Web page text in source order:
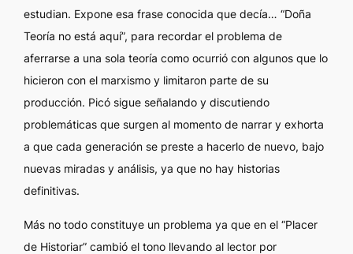
estudian. Expone esa frase conocida que decía… “Doña
Teoría no está aquí”, para recordar el problema de
aferrarse a una sola teoría como ocurrió con algunos que lo
hicieron con el marxismo y limitaron parte de su
producción. Picó sigue señalando y discutiendo
problemáticas que surgen al momento de narrar y exhorta
a que cada generación se preste a hacerlo de nuevo, bajo
nuevas miradas y análisis, ya que no hay historias
definitivas.
Más no todo constituye un problema ya que en el “Placer
de Historiar” cambió el tono llevando al lector por